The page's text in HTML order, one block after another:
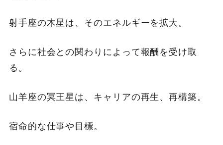
射手座の木星は、そのエネルギーを拡大。
さらに社会との関わりによって報酬を受け取
る。
山羊座の冥王星は、キャリアの再生、再構築。
宿命的な仕事や目標。